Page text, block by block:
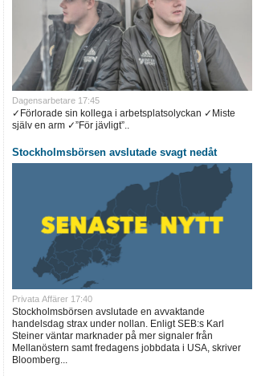
Dagensarbetare 17:45
✓Förlorade sin kollega i arbetsplatsolyckan ✓Miste
själv en arm ✓”För jävligt”..
Stockholmsbörsen avslutade svagt nedåt
Privata Affärer 17:40
Stockholmsbörsen avslutade en avvaktande
handelsdag strax under nollan. Enligt SEB:s Karl
Steiner väntar marknader på mer signaler från
Mellanöstern samt fredagens jobbdata i USA, skriver
Bloomberg...